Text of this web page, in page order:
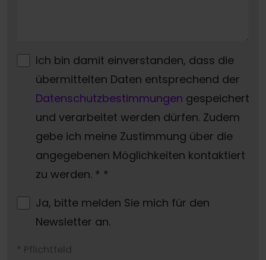
Ich bin damit einverstanden, dass die
übermittelten Daten entsprechend der
Datenschutzbestimmungen gespeichert
und verarbeitet werden dürfen. Zudem
gebe ich meine Zustimmung über die
angegebenen Möglichkeiten kontaktiert
zu werden. * *
Ja, bitte melden Sie mich für den
Newsletter an.
* Pflichtfeld